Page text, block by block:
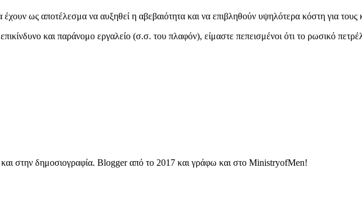
έχουν ως αποτέλεσμα να αυξηθεί η αβεβαιότητα και να επιβληθούν υψηλότερα κόστη για
και παράνομο εργαλείο (σ.σ. του πλαφόν), είμαστε πεπεισμένοι ότι το ρωσικό
στην δημοσιογραφία. Blogger από το 2017 και γράφω και στο MinistryofMen!